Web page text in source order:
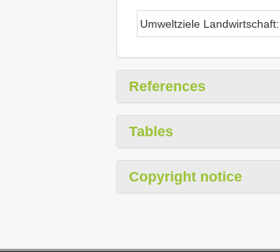
Umweltziele Landwirtschaft:
References
Tables
Copyright notice